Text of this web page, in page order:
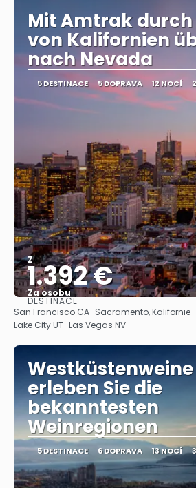
Mit Amtrak durch
von Kalifornien
nach Nevada
5 DESTINACE 5 DOPRAVA 12 NOCÍ
Z
1.392 €
Za osobu
Zobrazit
DESTINACE
San Francisco CA · Sacramento, Kalifornie
Lake City UT · Las Vegas NV
erleben Sie die
bekanntesten
Weinregionen
5 DESTINACE 6 DOPRAVA 13 NOCÍ